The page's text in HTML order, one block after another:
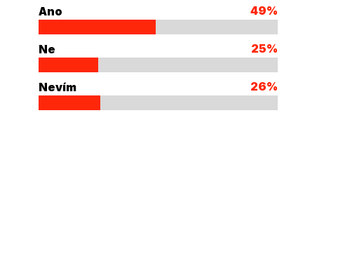
Ano
49%
Ne 25%
Nevím 26%